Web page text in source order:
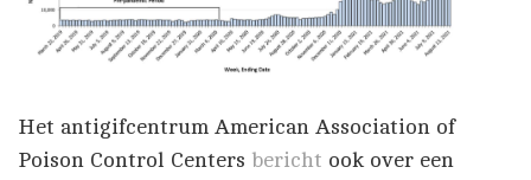
Het antigifcentrum American Association of
Poison Control Centers bericht ook over een